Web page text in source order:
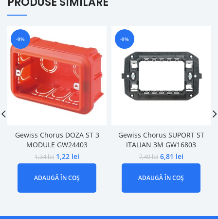
-9%
Gewiss Chorus DOZA ST 3
MODULE GW24403
1,34lei 1,22 lei
ADAUGĂ ÎN COȘ
-9%
Gewiss Chorus SUPORT ST
ITALIAN 3M GW16803
7,49lei 6,81 lei
ADAUGĂ ÎN COȘ